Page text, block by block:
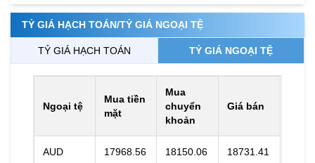
TỶ GIÁ HẠCH TOÁN/TỶ GIÁ NGOẠI TỆ
TỶ GIÁ HẠCH TOÁN TỶ GIÁ NGOẠI TỆ
Ngoại tệ
Mua tiền
mặt
Mua
chuyển
khoản
Giá bán
AUD 17968.56 18150.06 18731.41